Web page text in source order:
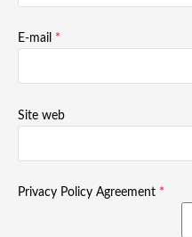
E-mail *
Site web
Privacy Policy Agreement *